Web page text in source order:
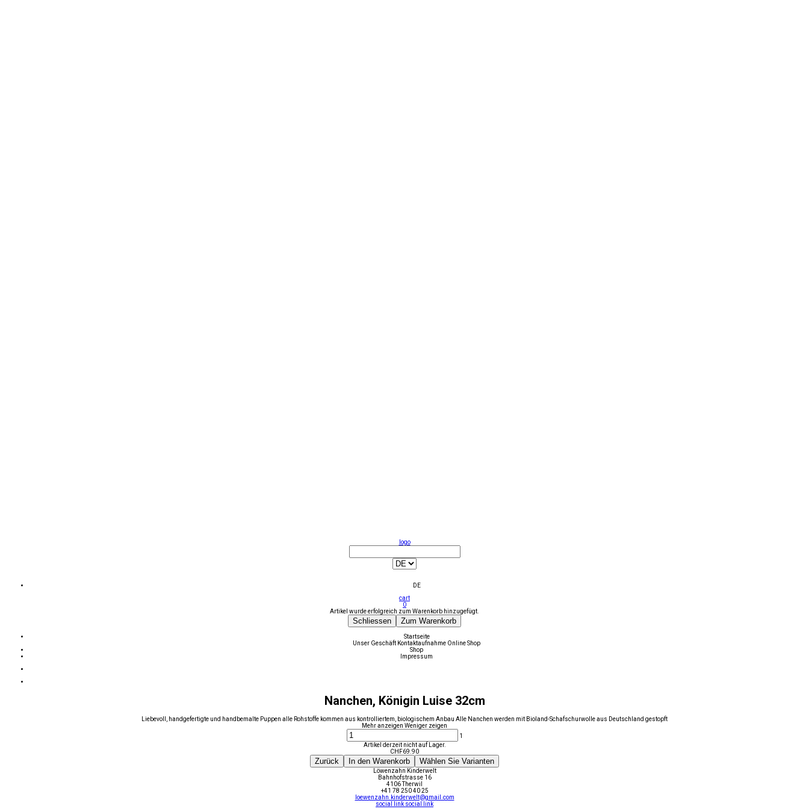
logo
DE
cart
0
Artikel wurde erfolgreich zum Warenkorb hinzugefügt.
Schliessen Zum Warenkorb
Startseite
Unser Geschäft Kontaktaufnahme Online Shop
Shop
Impressum
Nanchen, Königin Luise 32cm
Liebevoll, handgefertigte und handbemalte Puppen alle Rohstoffe kommen aus kontrolliertem, biologischem Anbau Alle Nanchen werden mit Bioland-Schafschurwolle aus Deutschland gestopft
Mehr anzeigen Weniger zeigen
1
Artikel derzeit nicht auf Lager.
CHF69.90
Zurück In den Warenkorb Wählen Sie Varianten
Löwenzahn Kinderwelt
Bahnhofstrasse 16
4106 Therwil
+41 78 250 40 25
loewenzahn.kinderwelt@gmail.com
social link social link